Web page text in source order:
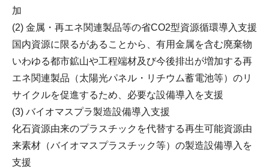
加
(2) 金属・再エネ関連製品等の省CO2型資源循環導入支援
国内資源に限るがあることから、有用金属を含む廃棄物
いわゆる都市鉱山や工程端材及び今後排出が増加する再
エネ関連製品（太陽光パネル・リチウム蓄電池等）のリ
サイクルを促進するため、必要な設備導入を支援
(3) バイオマスプラ製造設備導入支援
化石資源由来のプラスチックを代替する再生可能資源由
来素材（バイオマスプラスチック等）の製造設備導入を
支援